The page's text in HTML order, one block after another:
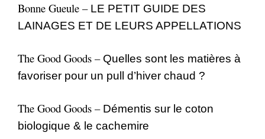
Bonne Gueule – LE PETIT GUIDE DES
LAINAGES ET DE LEURS APPELLATIONS
The Good Goods – Quelles sont les matières à
favoriser pour un pull d’hiver chaud ?
The Good Goods – Démentis sur le coton
biologique & le cachemire